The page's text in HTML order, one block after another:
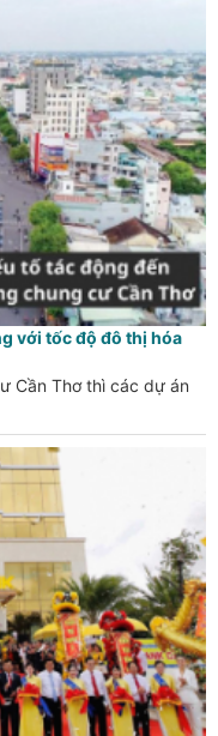
với tốc độ đô thị hóa
Cần Thơ thì các dự án